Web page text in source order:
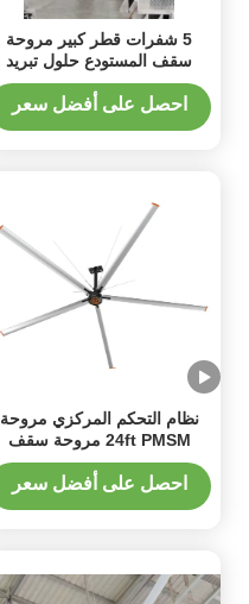
5 شفرات قطر كبير مروحة
سقف المستودع حلول تبريد
الصناعية القوة
احصل على أفضل سعر
نظام التحكم المركزي مروحة
24ft PMSM مروحة سقف
المستودع الكبير
احصل على أفضل سعر